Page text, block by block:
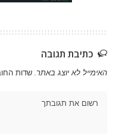
כתיבת תגובה
האימייל לא יוצג באתר. שדות